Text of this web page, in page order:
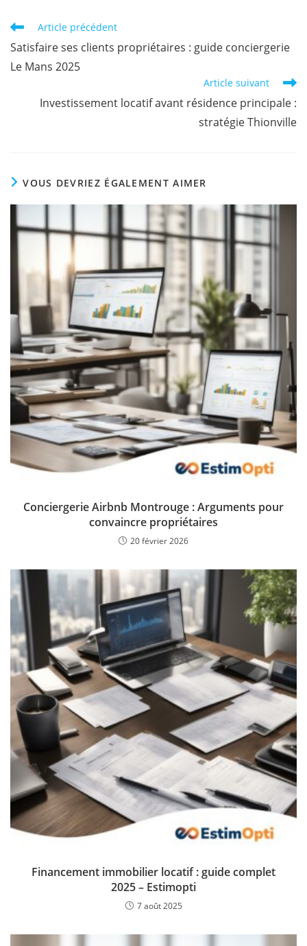
Article précédent
Satisfaire ses clients propriétaires : guide conciergerie
Le Mans 2025
Article suivant
Investissement locatif avant résidence principale :
stratégie Thionville
VOUS DEVRIEZ ÉGALEMENT AIMER
Conciergerie Airbnb Montrouge : Arguments pour
convaincre propriétaires
20 février 2026
Financement immobilier locatif : guide complet
2025 – Estimopti
7 août 2025